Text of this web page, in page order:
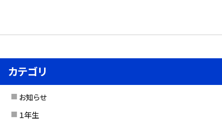
カテゴリ
お知らせ
１年生